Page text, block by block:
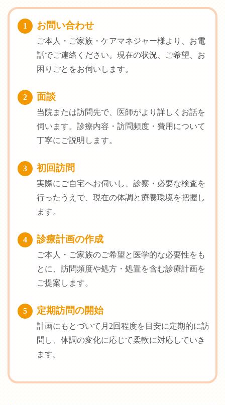
1 お問い合わせ
ご本人・ご家族・ケアマネジャー様より、お電
話でご連絡ください。現在の状況、ご希望、お
困りごとをお伺いします。
2 面談
当院または訪問先で、医師がより詳しくお話を
伺います。診療内容・訪問頻度・費用について
丁寧にご説明します。
3 初回訪問
実際にご自宅へお伺いし、診察・必要な検査を
行ったうえで、現在の体調と療養環境を把握し
ます。
4 診療計画の作成
ご本人・ご家族のご希望と医学的な必要性をも
とに、訪問頻度や処方・処置を含む診療計画を
ご提案します。
5 定期訪問の開始
計画にもとづいて月2回程度を目安に定期的に訪
問し、体調の変化に応じて柔軟に対応していき
ます。